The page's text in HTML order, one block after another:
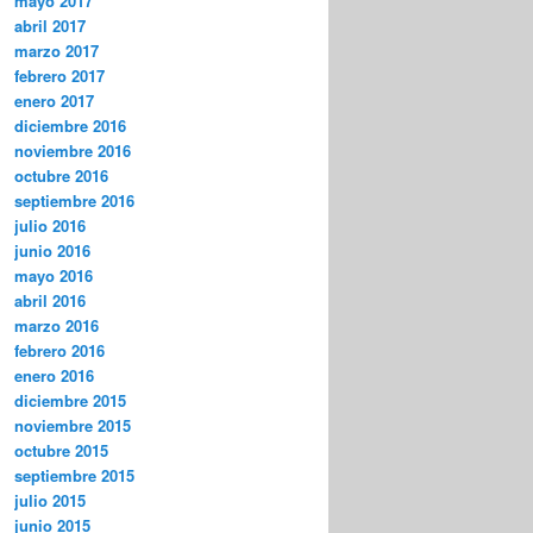
abril 2017
marzo 2017
febrero 2017
enero 2017
diciembre 2016
noviembre 2016
octubre 2016
septiembre 2016
julio 2016
junio 2016
mayo 2016
abril 2016
marzo 2016
febrero 2016
enero 2016
diciembre 2015
noviembre 2015
octubre 2015
septiembre 2015
julio 2015
junio 2015